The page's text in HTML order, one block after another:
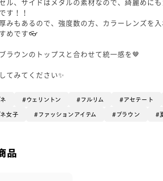
す！！
みもあるので、強度数の方、カラーレンズを
めです👓
ラウンのトップスと合わせて統一感を🤎
てみてください✨
ウェリントン フルリム アセテート
ネ女子 ファッションアイテム ブラウン
品